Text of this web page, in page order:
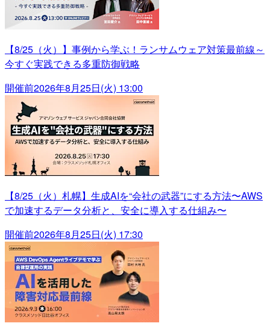
【8/25（火）】事例から学ぶ！ランサムウェア対策最前線～
今すぐ実践できる多重防御戦略
開催前2026年8月25日(火) 13:00
【8/25（火）札幌】生成AIを“会社の武器”にする方法〜AWS
で加速するデータ分析と、安全に導入する仕組み〜
開催前2026年8月25日(火) 17:30